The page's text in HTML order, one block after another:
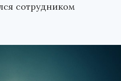
сотрудником